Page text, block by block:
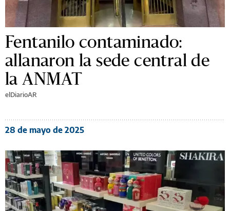
Fentanilo contaminado:
allanaron la sede central de
la ANMAT
elDiarioAR
28 de mayo de 2025